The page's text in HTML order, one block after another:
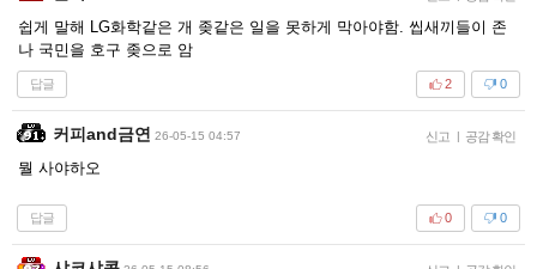
쉽게 말해 LG화학같은 개 좆같은 일을 못하게 막아야함. 씹새끼들이 존
나 국민을 호구 좆으로 암
답글 0
2
커피and금연 26-05-15 04:57 신고 | 공감 확인
뭘 사야하오
답글 0
0